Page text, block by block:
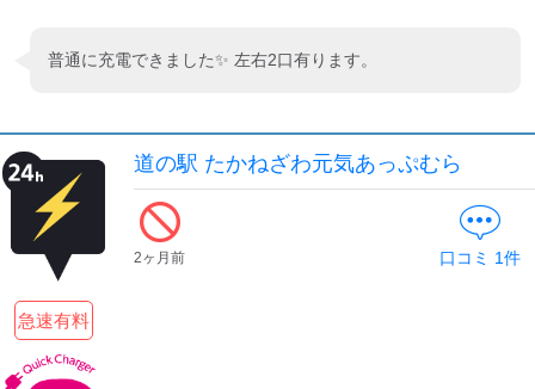
普通に充電できました✨ 左右2口有ります。
道の駅 たかねざわ元気あっぷむら
急速有料
2ヶ月前 口コミ 1件